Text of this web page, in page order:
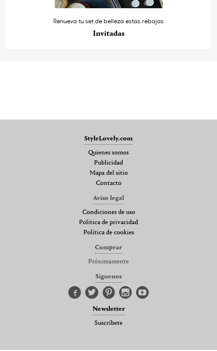
Renueva tu set de belleza estas rebajas
Invitadas
StyleLovely.com
Quienes somos
Publicidad
Mapa del sitio
Contacto
Aviso legal
Condiciones de uso
Política de privacidad
Política de cookies
Comprar
Próximamente
Síguenos
Newsletter
Suscríbete